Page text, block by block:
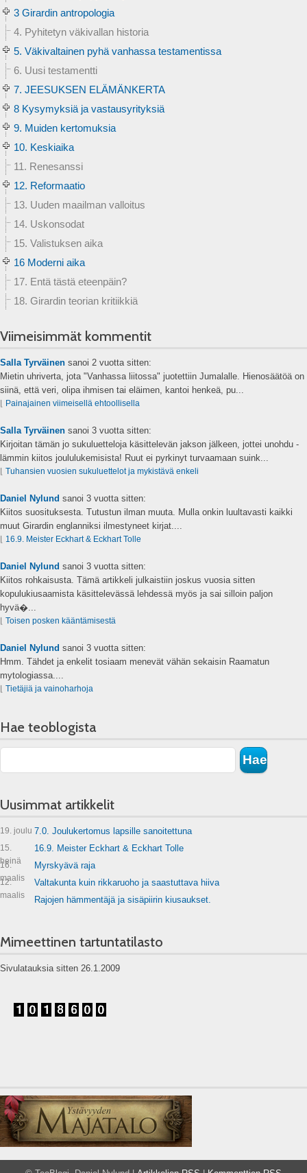
3 Girardin antropologia
4. Pyhitetyn väkivallan historia
5. Väkivaltainen pyhä vanhassa testamentissa
6. Uusi testamentti
7. JEESUKSEN ELÄMÄNKERTA
8 Kysymyksiä ja vastausyrityksiä
9. Muiden kertomuksia
10. Keskiaika
11. Renesanssi
12. Reformaatio
13. Uuden maailman valloitus
14. Uskonsodat
15. Valistuksen aika
16 Moderni aika
17. Entä tästä eteenpäin?
18. Girardin teorian kritiikkiä
Viimeisimmät kommentit
Salla Tyrväinen sanoi 2 vuotta sitten:
Mietin uhriverta, jota "Vanhassa liitossa" juotettiin Jumalalle. Hienosäätöä on
siinä, että veri, olipa ihmisen tai eläimen, kantoi henkeä, pu...
⌊ Painajainen viimeisellä ehtoollisella
Salla Tyrväinen sanoi 3 vuotta sitten:
Kirjoitan tämän jo sukuluetteloja käsittelevän jakson jälkeen, jottei unohdu -
lämmin kiitos joululukemisista! Ruut ei pyrkinyt turvaamaan suink...
⌊ Tuhansien vuosien sukuluettelot ja mykistävä enkeli
Daniel Nylund sanoi 3 vuotta sitten:
Kiitos suosituksesta. Tutustun ilman muuta. Mulla onkin luultavasti kaikki
muut Girardin englanniksi ilmestyneet kirjat....
⌊ 16.9. Meister Eckhart & Eckhart Tolle
Daniel Nylund sanoi 3 vuotta sitten:
Kiitos rohkaisusta. Tämä artikkeli julkaistiin joskus vuosia sitten
kopulukiusaamista käsittelevässä lehdessä myös ja sai silloin paljon
hyvä�...
⌊ Toisen posken kääntämisestä
Daniel Nylund sanoi 3 vuotta sitten:
Hmm. Tähdet ja enkelit tosiaam menevät vähän sekaisin Raamatun
mytologiassa....
⌊ Tietäjiä ja vainoharhoja
Hae teoblogista
Uusimmat artikkelit
19. joulu 7.0. Joulukertomus lapsille sanoitettuna
15.
heinä
16.9. Meister Eckhart & Eckhart Tolle
16.
maalis
Myrskyävä raja
12.
maalis
Valtakunta kuin rikkaruoho ja saastuttava hiiva
Rajojen hämmentäjä ja sisäpiirin kiusaukset.
Mimeettinen tartuntatilasto
Sivulatauksia sitten 26.1.2009